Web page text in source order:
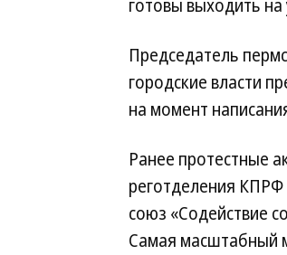
готовы выходить
Председатель
городские власти
на момент
Ранее протестные
реготделения
союз «Содействие
Самая масштабный